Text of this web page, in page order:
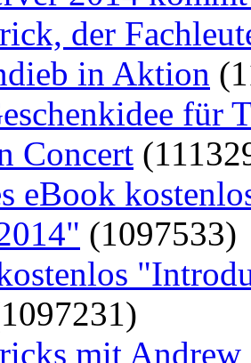
der
in Aktion
für
Concert
eBook
(1097533)
mit